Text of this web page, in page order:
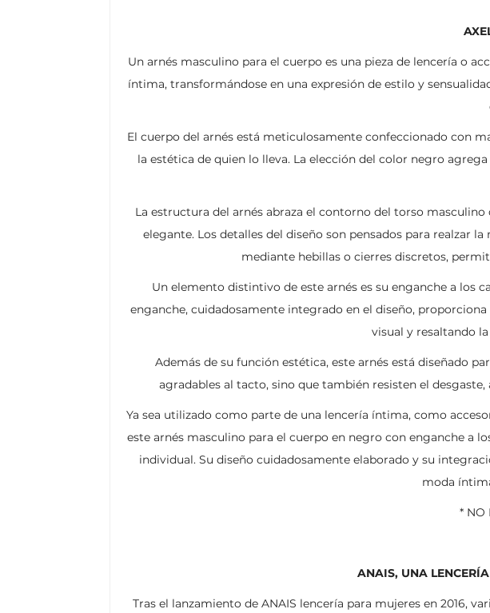
Un arnés masculino para el cuerpo es una pieza de lencería o
íntima, transformándose en una expresión de estilo y
El cuerpo del arnés está meticulosamente confeccionado con
la estética de quien lo lleva. La elección del color negro
La estructura del arnés abraza el contorno del torso
elegante. Los detalles del diseño son pensados para realzar
mediante hebillas o cierres discretos,
Un elemento distintivo de este arnés es su enganche a los
enganche, cuidadosamente integrado en el diseño,
visual y resaltando
Además de su función estética, este arnés está diseñado
agradables al tacto, sino que también resisten el
Ya sea utilizado como parte de una lencería íntima, como
este arnés masculino para el cuerpo en negro con enganche a
individual. Su diseño cuidadosamente elaborado y su
moda
* NO
ANAIS, UNA
Tras el lanzamiento de ANAIS lencería para mujeres en 2016,